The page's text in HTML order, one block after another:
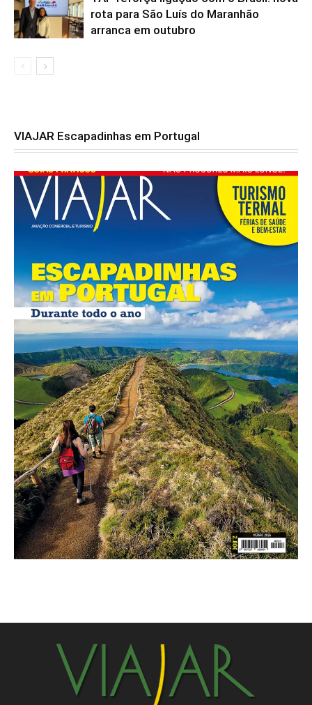
rota para São Luís do Maranhão
arranca em outubro
VIAJAR Escapadinhas em Portugal